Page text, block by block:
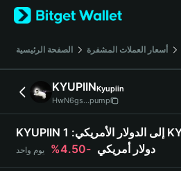
English
日本語
Русский
Español (Latinoamérica)
Türkçe
Deutsch
简体中文
الصفحة الرئيسية أسعار العملات المشفرة
KYUPIINKyupiin
HwN6gs...pump
KYUPIIN إلى الدولار الأمريكي: 1 KYUPIIN = 0.0{5}1616$
دولار أمريكي -4.50% يوم واحد